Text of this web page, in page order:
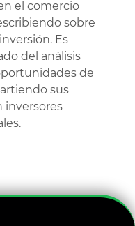
el comercio
sobre
Es
del análisis
de
sus
inversores